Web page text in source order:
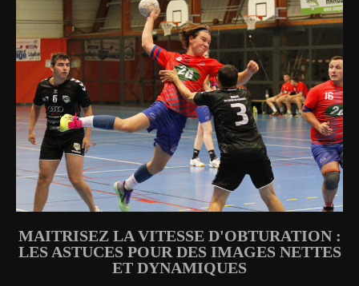
MAITRISEZ LA VITESSE D'OBTURATION :
LES ASTUCES POUR DES IMAGES NETTES
ET DYNAMIQUES